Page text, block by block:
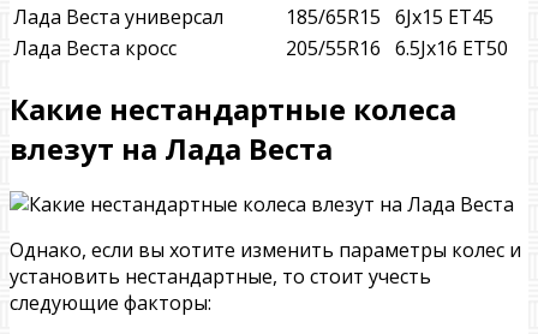
Лада Веста универсал 185/65R15 6Jx15 ET45
Лада Веста кросс
205/55R16 6.5Jx16 ET50
Какие нестандартные колеса
влезут на Лада Веста
Однако, если вы хотите изменить параметры колес и
установить нестандартные, то стоит учесть
следующие факторы: